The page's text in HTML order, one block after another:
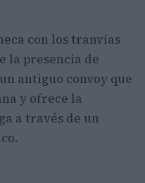
con los tranvías
la presencia de
un antiguo convoy que
y ofrece la
a través de un